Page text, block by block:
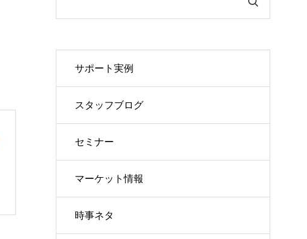
サポート実例
スタッフブログ
セミナー
マーケット情報
時事ネタ